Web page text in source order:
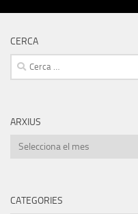
CERCA
Cerca:
ARXIUS
Arxius
CATEGORIES